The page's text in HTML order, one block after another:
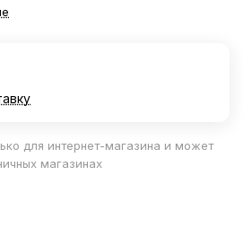
для интернет-магазина и может
магазинах